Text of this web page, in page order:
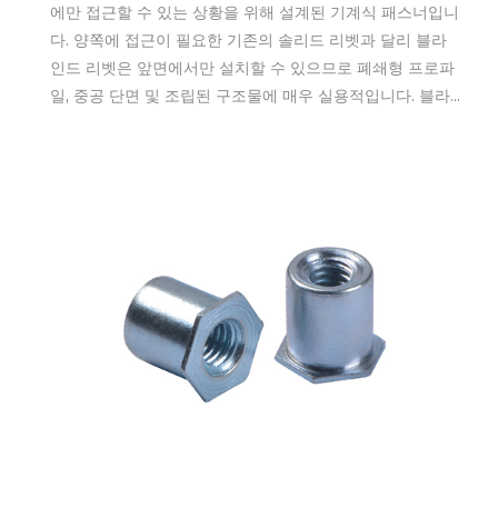
에만 접근할 수 있는 상황을 위해 설계된 기계식 패스너입니
다. 양쪽에 접근이 필요한 기존의 솔리드 리벳과 달리 블라
인드 리벳은 앞면에서만 설치할 수 있으므로 폐쇄형 프로파
일, 중공 단면 및 조립된 구조물에 매우 실용적입니다. 블라...